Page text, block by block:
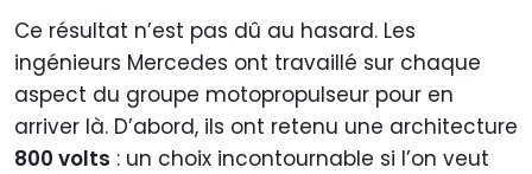
Ce résultat n’est pas dû au hasard. Les
ingénieurs Mercedes ont travaillé sur chaque
aspect du groupe motopropulseur pour en
arriver là. D’abord, ils ont retenu une architecture
800 volts : un choix incontournable si l’on veut